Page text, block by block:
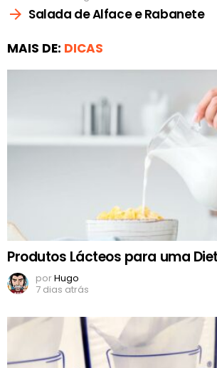
Salada de Alface e Rabanete
MAIS DE: DICAS
Produtos Lácteos para uma
porHugo
7 dias atrás